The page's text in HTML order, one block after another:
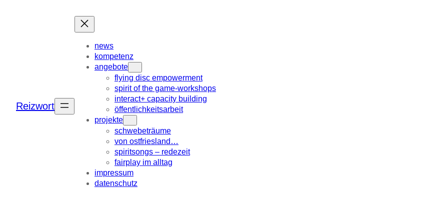
Reizwort
news
kompetenz
angebote
flying disc empowerment
spirit of the game-workshops
interact+ capacity building
öffentlichkeitsarbeit
projekte
schwebeträume
von ostfriesland…
spiritsongs – redezeit
fairplay im alltag
impressum
datenschutz